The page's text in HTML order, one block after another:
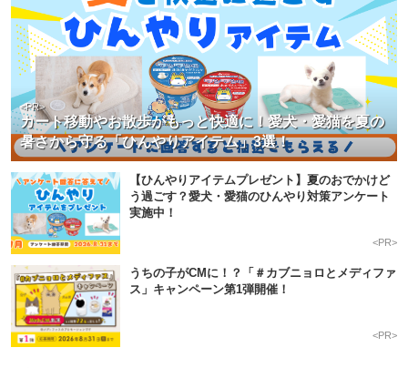
カート移動やお散歩がもっと快適に！愛犬・愛猫を夏の
暑さから守る「ひんやりアイテム」3選！
<PR>
【ひんやりアイテムプレゼント】夏のおでかけど
う過ごす？愛犬・愛猫のひんやり対策アンケート
実施中！
<PR>
うちの子がCMに！？「＃カブニョロとメディファ
ス」キャンペーン第1弾開催！
<PR>